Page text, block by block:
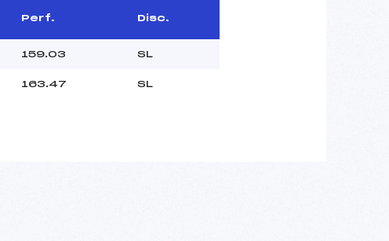
Perf. Disc.
159.03 SL
163.47 SL